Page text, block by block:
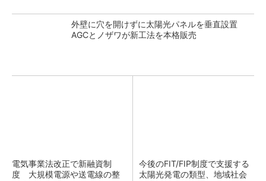
外壁に穴を開けずに太陽光パネルを垂直設置
AGCとノザワが新工法を本格販売
電気事業法改正で新融資制
度 大規模電源や送電線の整
今後のFIT/FIP制度で支援する
太陽光発電の類型、地域社会